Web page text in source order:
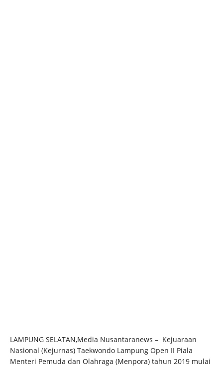
LAMPUNG SELATAN,Media Nusantaranews – Kejuaraan
Nasional (Kejurnas) Taekwondo Lampung Open II Piala
Menteri Pemuda dan Olahraga (Menpora) tahun 2019 mulai